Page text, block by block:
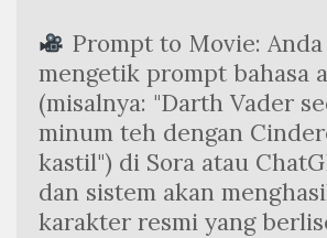
Prompt to Movie:
mengetik prompt bahasa
(misalnya: "Darth Vader
minum teh dengan
kastil") di Sora atau
dan sistem akan
karakter resmi yang